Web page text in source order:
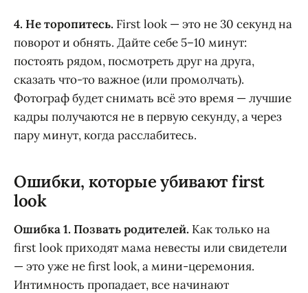
4. Не торопитесь. First look — это не 30 секунд на
поворот и обнять. Дайте себе 5–10 минут:
постоять рядом, посмотреть друг на друга,
сказать что-то важное (или промолчать).
Фотограф будет снимать всё это время — лучшие
кадры получаются не в первую секунду, а через
пару минут, когда расслабитесь.
Ошибки, которые убивают first
look
Ошибка 1. Позвать родителей. Как только на
first look приходят мама невесты или свидетели
— это уже не first look, а мини-церемония.
Интимность пропадает, все начинают